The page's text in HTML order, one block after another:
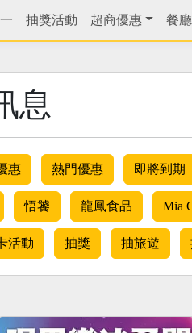
抽獎活動 超商優惠 餐
息
惠 熱門優惠 即將到期
悟饕 龍鳳食品 Mia
活動 抽獎 抽旅遊